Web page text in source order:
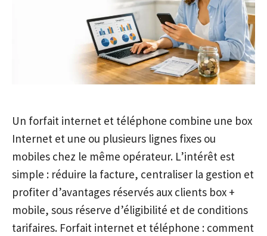
Un forfait internet et téléphone combine une box
Internet et une ou plusieurs lignes fixes ou
mobiles chez le même opérateur. L’intérêt est
simple : réduire la facture, centraliser la gestion et
profiter d’avantages réservés aux clients box +
mobile, sous réserve d’éligibilité et de conditions
tarifaires. Forfait internet et téléphone : comment